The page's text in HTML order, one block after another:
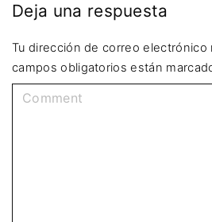
Deja una respuesta
Tu dirección de correo electrónico
campos obligatorios están